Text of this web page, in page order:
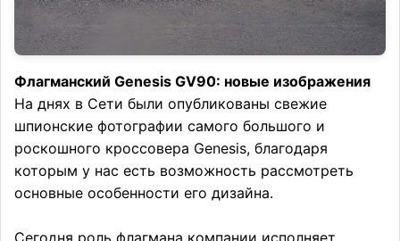
Флагманский Genesis GV90: новые изображения
На днях в Сети были опубликованы свежие
шпионские фотографии самого большого и
роскошного кроссовера Genesis, благодаря
которым у нас есть возможность рассмотреть
основные особенности его дизайна.
Сегодня роль флагмана компании исполняет